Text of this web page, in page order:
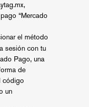
,
“Mercado
el método
sesión con tu
Pago, una
de
código
un